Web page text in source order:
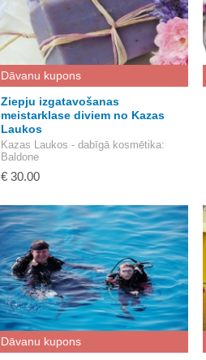
Dāvanu kupons
Ziepju izgatavošanas
meistarklase diviem no Kazas
Laukos
Kazas Laukos - dabīgā kosmētika:
Baldone
€ 30.00
Dāvanu kupons